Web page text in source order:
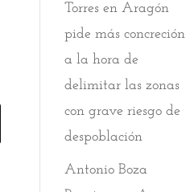
Torres enAragón
pide más concreción
a la hora de
delimitar las zonas
con grave riesgo de
despoblación
Antonio Boza